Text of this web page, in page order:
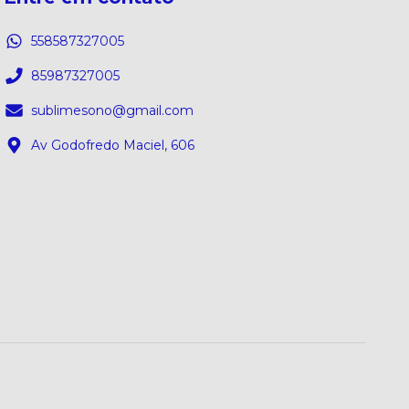
558587327005
85987327005
sublimesono@gmail.com
Av Godofredo Maciel, 606